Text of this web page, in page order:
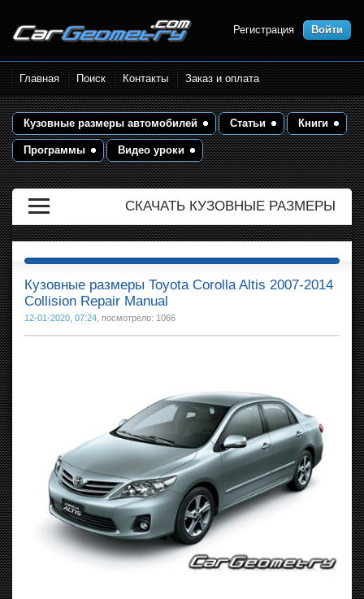
Размеры кузова автомобилей.
Контрольные точки и кузовные
размеры. Геометрия кузова
Регистрация Войти
Главная Поиск Контакты Заказ и оплата
Кузовные размеры автомобилей Статьи Книги
Программы Видео уроки
СКАЧАТЬ КУЗОВНЫЕ РАЗМЕРЫ
Кузовные размеры Toyota Corolla Altis 2007-2014
Collision Repair Manual
12-01-2020, 07:24 , посмотрело: 1066